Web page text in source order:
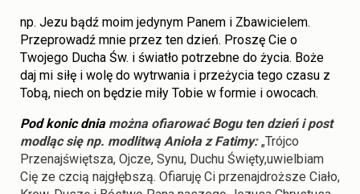
np. Jezu bądź moim jedynym Panem i Zbawicielem.
Przeprowadź mnie przez ten dzień. Proszę Cie o
Twojego Ducha Św. i światło potrzebne do życia. Boże
daj mi siłę i wolę do wytrwania i przeżycia tego czasu z
Tobą, niech on będzie miły Tobie w formie i owocach.
Pod konic dnia można ofiarować Bogu ten dzień i post
modląc się np. modlitwą Anioła z Fatimy:„Trójco
Przenajświętsza, Ojcze, Synu, Duchu Święty,uwielbiam
Cię ze czcią najgłębszą. Ofiaruję Ci przenajdroższe Ciało,